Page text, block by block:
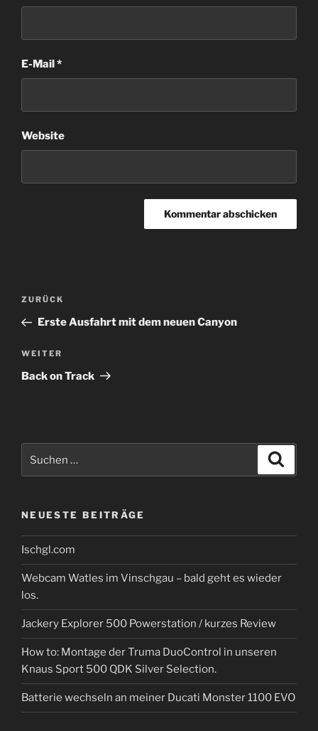
E-Mail*
Website
Beitrags-
Vorheriger
Beitrag
ZURÜCK
Erste Ausfahrt mit dem neuen Canyon
Nächster
Beitrag
WEITER
Back on Track
nach:
NEUESTE BEITRÄGE
Ischgl.com
Webcam Watles im Vinschgau – bald geht es wieder
los.
Jackery Explorer 500 Powerstation / kurzes Review
How to: Montage der Truma DuoControl in unseren
Knaus Sport 500 QDK Silver Selection.
Batterie wechseln an meiner Ducati Monster 1100 EVO